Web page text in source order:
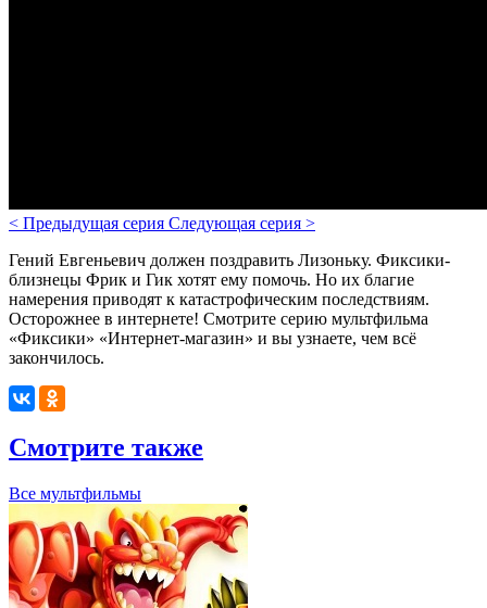
< Предыдущая серия Следующая серия >
Гений Евгеньевич должен поздравить Лизоньку. Фиксики-
близнецы Фрик и Гик хотят ему помочь. Но их благие
намерения приводят к катастрофическим последствиям.
Осторожнее в интернете! Смотрите серию мультфильма
«Фиксики» «Интернет-магазин» и вы узнаете, чем всё
закончилось.
Смотрите также
Все мультфильмы